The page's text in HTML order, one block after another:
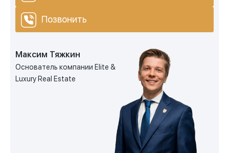
Позвонить
Максим Тяжкин
Основатель компании Elite &
Luxury Real Estate